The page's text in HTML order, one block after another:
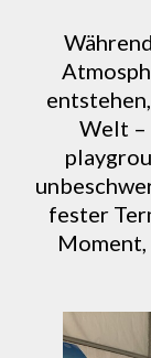
Welt –
fester